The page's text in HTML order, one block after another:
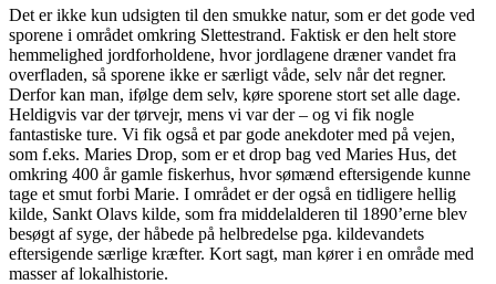
Det er ikke kun udsigten til den smukke natur, som er det gode ved
sporene i området omkring Slettestrand. Faktisk er den helt store
hemmelighed jordforholdene, hvor jordlagene dræner vandet fra
overfladen, så sporene ikke er særligt våde, selv når det regner.
Derfor kan man, ifølge dem selv, køre sporene stort set alle dage.
Heldigvis var der tørvejr, mens vi var der – og vi fik nogle
fantastiske ture. Vi fik også et par gode anekdoter med på vejen,
som f.eks. Maries Drop, som er et drop bag ved Maries Hus, det
omkring 400 år gamle fiskerhus, hvor sømænd eftersigende kunne
tage et smut forbi Marie. I området er der også en tidligere hellig
kilde, Sankt Olavs kilde, som fra middelalderen til 1890’erne blev
besøgt af syge, der håbede på helbredelse pga. kildevandets
eftersigende særlige kræfter. Kort sagt, man kører i en område med
masser af lokalhistorie.